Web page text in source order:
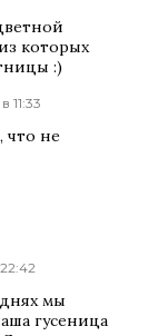
которых
:)
11:33
что не
мы
гусеница